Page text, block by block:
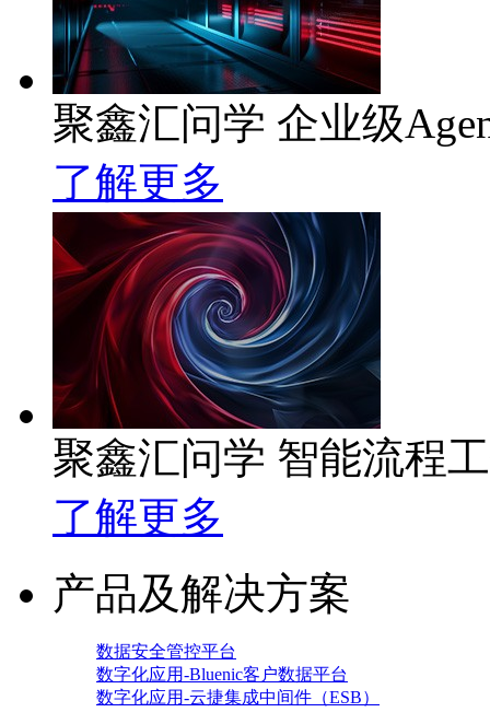
聚鑫汇问学 企业级
了解更多
聚鑫汇问学 智能流程
了解更多
产品及解决方案
数据安全管控平台
数字化应用-Bluenic客户数据平台
数字化应用-云捷集成中间件（ESB）